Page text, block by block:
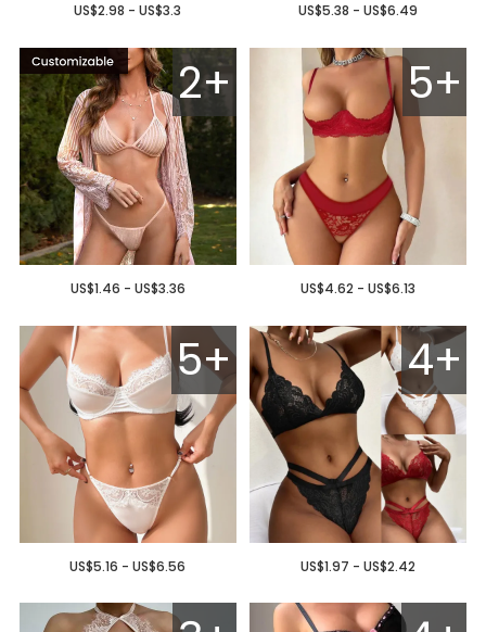
US$5.38 - US$6.49
US$2.98 - US$3.3
5+
US$4.62 - US$6.13
2+
US$1.46 - US$3.36
4+
US$1.97 - US$2.42
5+
US$5.16 - US$6.56